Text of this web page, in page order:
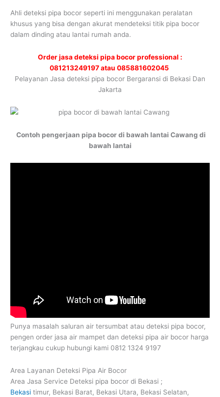
Ahli deteksi pipa bocor seperti ini menggunakan peralatan
khusus yang bisa dengan akurat mendeteksi titik pipa bocor
dalam dinding atau lantai rumah anda.
Order jasa deteksi pipa bocor professional :
081213249197 atau 085881602045
Pelayanan Jasa deteksi pipa bocor Bergaransi di Bekasi Dan
Jakarta
Contoh pengerjaan pipa bocor di bawah lantai Cawang di
bawah lantai
Punya masalah saluran air tersumbat atau deteksi pipa bocor,
pengen order jasa air mampet dan deteksi pipa air bocor harga
terjangkau cukup hubungi kami 0812 1324 9197
Area Layanan Deteksi Pipa Air Bocor
Area Jasa Service Deteksi pipa bocor di Bekasi ;
Bekasi timur, Bekasi Barat, Bekasi Utara, Bekasi Selatan,